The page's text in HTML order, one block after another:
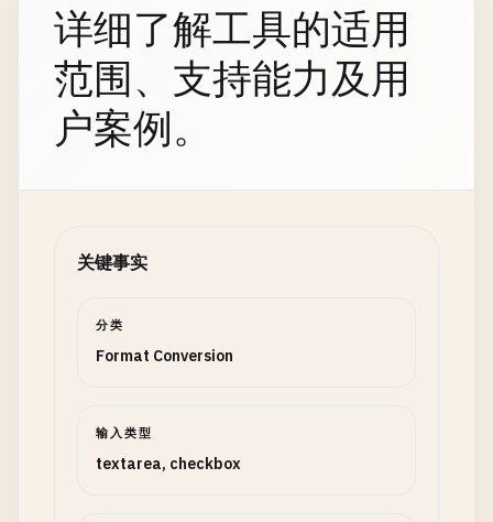
详细了解工具的适用
范围、支持能力及用
户案例。
关键事实
分类
Format Conversion
输入类型
textarea, checkbox